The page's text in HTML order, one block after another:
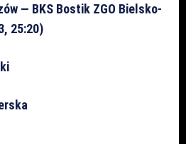
— BKS Bostik ZGO Bielsko-
25:20)